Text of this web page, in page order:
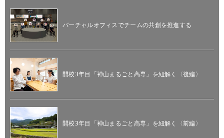
バーチャルオフィスでチームの共創を推進する
開校3年目「神山まるごと高専」を紐解く〈後編〉
開校3年目「神山まるごと高専」を紐解く〈前編〉